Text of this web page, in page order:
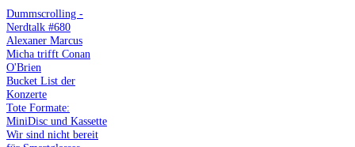
Dummscrolling -
Nerdtalk #680
Alexaner Marcus
Micha trifft Conan
O'Brien
Bucket List der
Konzerte
Tote Formate:
MiniDisc und Kassette
Wir sind nicht bereit